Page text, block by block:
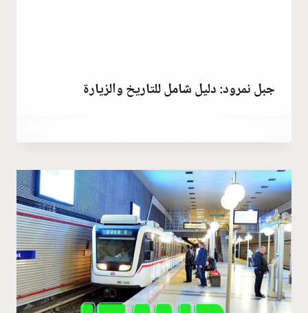
جبل نمرود: دليل شامل للتاريخ والزيارة
Abdullah